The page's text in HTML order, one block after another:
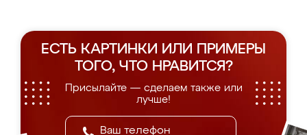
ЕСТЬ КАРТИНКИ ИЛИ ПРИМЕРЫ
ТОГО, ЧТО НРАВИТСЯ?
Присылайте — сделаем также или
лучше!